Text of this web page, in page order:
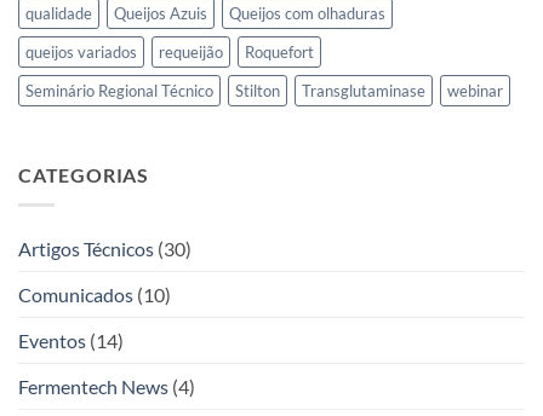
qualidade
Queijos Azuis
Queijos com olhaduras
queijos variados
requeijão
Roquefort
Seminário Regional Técnico
Stilton Transglutaminase webinar
CATEGORIAS
Artigos Técnicos (30)
Comunicados (10)
Eventos (14)
Fermentech News (4)